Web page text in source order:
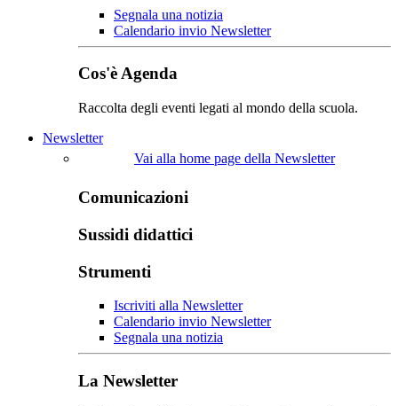
Segnala una notizia
Calendario invio Newsletter
Cos'è Agenda
Raccolta degli eventi legati al mondo della scuola.
Newsletter
Vai alla home page della Newsletter
Comunicazioni
Sussidi didattici
Strumenti
Iscriviti alla Newsletter
Calendario invio Newsletter
Segnala una notizia
La Newsletter